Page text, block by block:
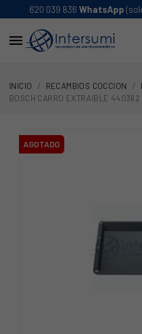
620 039 836 WhatsApp

INICIO RECAMBIOS COCCION
BOSCH CARRO EXTRAIBLE 440362
AGOTADO